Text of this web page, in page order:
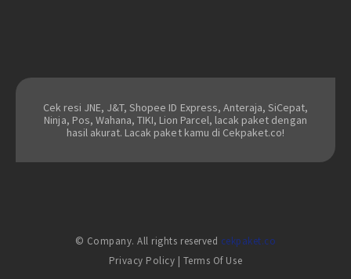
Cek resi JNE, J&T, Shopee ID Express, Anteraja, SiCepat,
Ninja, Pos, Wahana, TIKI, Lion Parcel, lacak paket dengan
hasil akurat. Lacak paket kamu di Cekpaket.co!
© Company. All rights reserved cekpaket.co
Privacy Policy | Terms Of Use